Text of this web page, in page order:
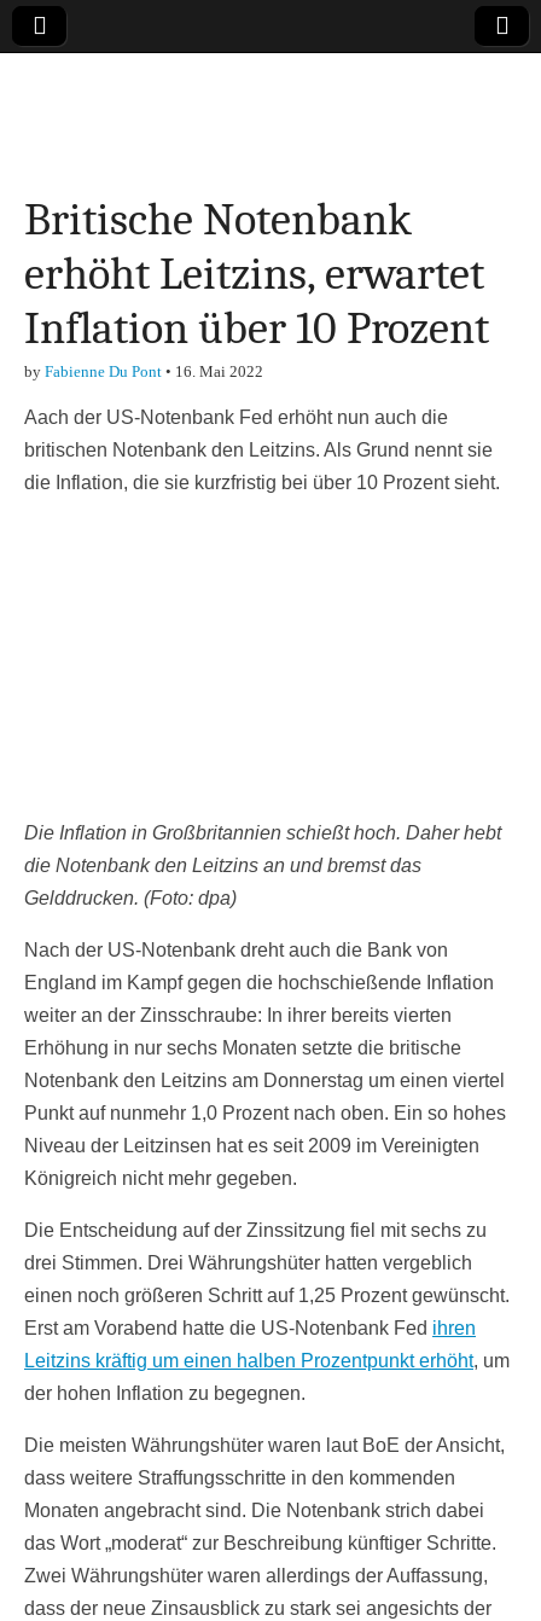
Finanzen,
Marketing-, Vertrieb-
& Investment-Tipps
Britische Notenbank
erhöht Leitzins, erwartet
Inflation über 10 Prozent
by Fabienne Du Pont • 16. Mai 2022
Aach der US-Notenbank Fed erhöht nun auch die
britischen Notenbank den Leitzins. Als Grund nennt sie
die Inflation, die sie kurzfristig bei über 10 Prozent sieht.
Die Inflation in Großbritannien schießt hoch. Daher hebt
die Notenbank den Leitzins an und bremst das
Gelddrucken. (Foto: dpa)
Nach der US-Notenbank dreht auch die Bank von
England im Kampf gegen die hochschießende Inflation
weiter an der Zinsschraube: In ihrer bereits vierten
Erhöhung in nur sechs Monaten setzte die britische
Notenbank den Leitzins am Donnerstag um einen viertel
Punkt auf nunmehr 1,0 Prozent nach oben. Ein so hohes
Niveau der Leitzinsen hat es seit 2009 im Vereinigten
Königreich nicht mehr gegeben.
Die Entscheidung auf der Zinssitzung fiel mit sechs zu
drei Stimmen. Drei Währungshüter hatten vergeblich
einen noch größeren Schritt auf 1,25 Prozent gewünscht.
Erst am Vorabend hatte die US-Notenbank Fed ihren
Leitzins kräftig um einen halben Prozentpunkt erhöht, um
der hohen Inflation zu begegnen.
Die meisten Währungshüter waren laut BoE der Ansicht,
dass weitere Straffungsschritte in den kommenden
Monaten angebracht sind. Die Notenbank strich dabei
das Wort „moderat“ zur Beschreibung künftiger Schritte.
Zwei Währungshüter waren allerdings der Auffassung,
dass der neue Zinsausblick zu stark sei angesichts der